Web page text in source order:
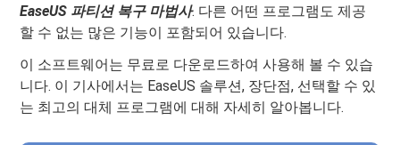
EaseUS 파티션 복구 마법사. 다른 어떤 프로그램도 제공
할 수 없는 많은 기능이 포함되어 있습니다.
이 소프트웨어는 무료로 다운로드하여 사용해 볼 수 있습
니다. 이 기사에서는 EaseUS 솔루션, 장단점, 선택할 수 있
는 최고의 대체 프로그램에 대해 자세히 알아봅니다.